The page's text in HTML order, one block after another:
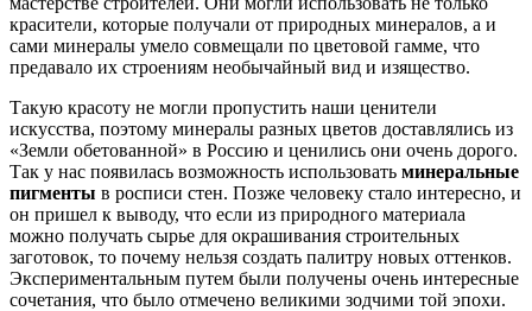
красители, которые получали от природных минералов, а и
сами минералы умело совмещали по цветовой гамме, что
предавало их строениям необычайный вид и изящество.
Такую красоту не могли пропустить наши ценители
искусства, поэтому минералы разных цветов доставлялись из
«Земли обетованной» в Россию и ценились они очень дорого.
Так у нас появилась возможность использовать минеральные
пигменты в росписи стен. Позже человеку стало интересно, и
он пришел к выводу, что если из природного материала
можно получать сырье для окрашивания строительных
заготовок, то почему нельзя создать палитру новых оттенков.
Экспериментальным путем были получены очень интересные
сочетания, что было отмечено великими зодчими той эпохи.